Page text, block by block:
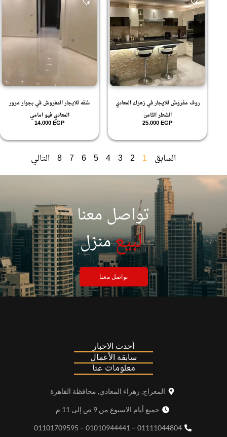
روف مفروش للايجار في زهراء المعادي
الشطر الثامن
25.000EGP
شقه للايجار المفروش في بجوار مرور
المعادي فيو امامي
14.000EGP
السابق التالي
تواصل معنا
لبيع| منزل
تواصل معنا
أحدث الاخبار
سابقة الأعمال
معلومات عنا
المعراج, زهراء المعادي, محافظة القاهرة
جميع أيام الاسبوع من 9 ص إلى 11 م
01111044804 – 01010944441 – 01101709595